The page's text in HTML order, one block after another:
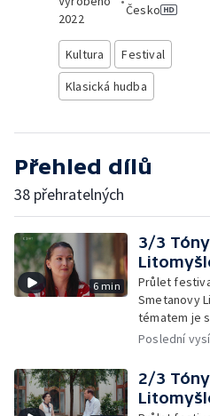
2022
Česko
Kultura
Festival
Klasická hudba
Přehled dílů
38 přehratelných
6 min
3/3
Průlet
Smetanovy
tématem je
Poslední
2/3